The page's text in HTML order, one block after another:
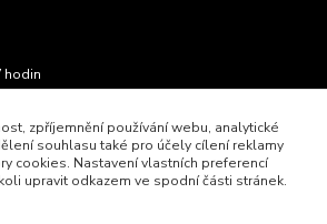
hodin
zpříjemnění používání webu, analytické
souhlasu také pro účely cílení reklamy
cookies. Nastavení vlastních preferencí
upravit odkazem ve spodní části stránek.